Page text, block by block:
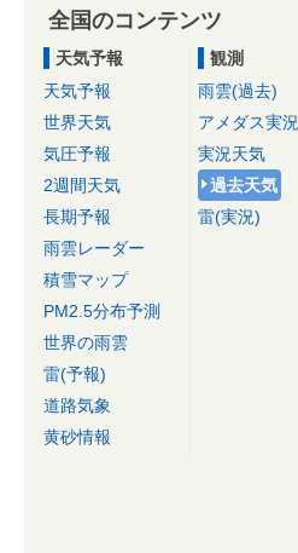
全国のコンテンツ
天気予報
天気予報
世界天気
気圧予報
2週間天気
長期予報
雨雲レーダー
積雪マップ
PM2.5分布予測
世界の雨雲
雷(予報)
道路気象
黄砂情報
観測
雨雲(過去)
アメダス実況
実況天気
過去天気
雷(実況)